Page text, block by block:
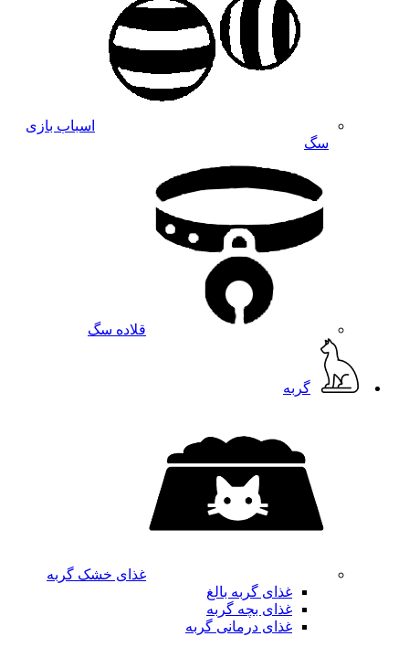
اسباب بازی
سگ
قلاده سگ
گربه
غذای خشک گربه
غذای گربه بالغ
غذای بچه گربه
غذای درمانی گربه